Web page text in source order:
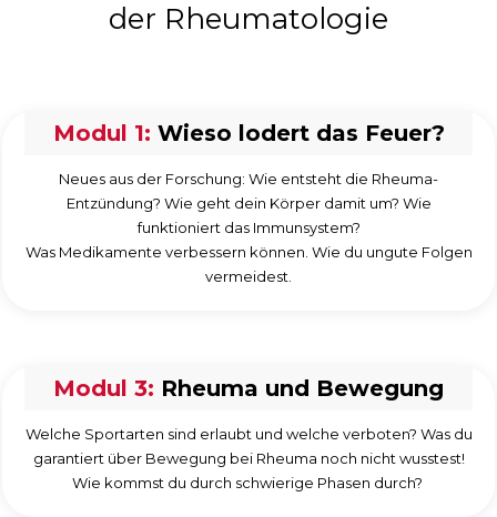
der Rheumatologie
Modul 1: Wieso lodert das Feuer?
Neues aus der Forschung: Wie entsteht die Rheuma-
Entzündung? Wie geht dein Körper damit um? Wie
funktioniert das Immunsystem?
Was Medikamente verbessern können. Wie du ungute Folgen
vermeidest.
Modul 3: Rheuma und Bewegung
Welche Sportarten sind erlaubt und welche verboten? Was du
garantiert über Bewegung bei Rheuma noch nicht wusstest!
Wie kommst du durch schwierige Phasen durch?